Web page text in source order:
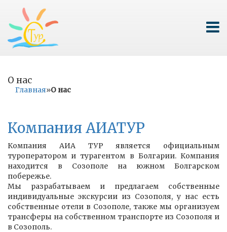
О нас
Главная»О нас
Компания АИАТУР
Компания АИА ТУР является официальным
туроператором и турагентом в Болгарии. Компания
находится в Созополе на южном Болгарском
побережье.
Мы разрабатываем и предлагаем собственные
индивидуальные экскурсии из Созополя, у нас есть
собственные отели в Созополе, также мы организуем
трансферы на собственном транспорте из Созополя и
в Созополь.